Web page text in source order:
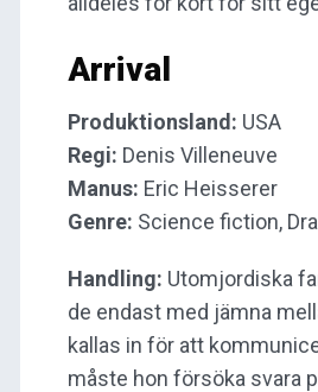
Arrival
Produktionsland: USA
Regi: Denis Villeneuve
Manus: Eric Heisserer
Genre: Science fiction,
Handling: Utomjordiska
de endast med jämna
kallas in för att
måste hon försöka svara